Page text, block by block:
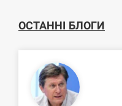
ОСТАННІ БЛОГИ